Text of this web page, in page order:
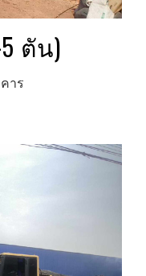
ตัน)
าร